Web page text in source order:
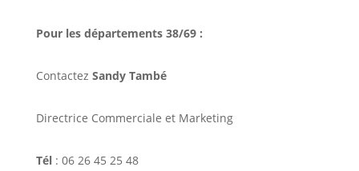
Pour les départements 38/69 :
Contactez Sandy També
Directrice Commerciale et Marketing
Tél: 06 26 45 25 48